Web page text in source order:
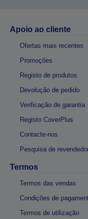
Apoio ao cliente
Ofertas mais recentes
Promoções
Registo de produtos
Devolução de pedido
Verificação de garantia
Registo CoverPlus
Contacte-nos
Pesquisa de
Termos
Termos das vendas
Condições de
Termos de utilização